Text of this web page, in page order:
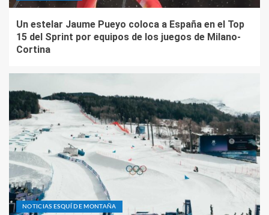
Un estelar Jaume Pueyo coloca a España en el Top
15 del Sprint por equipos de los juegos de Milano-
Cortina
NOTICIAS ESQUÍ DE MONTAÑA